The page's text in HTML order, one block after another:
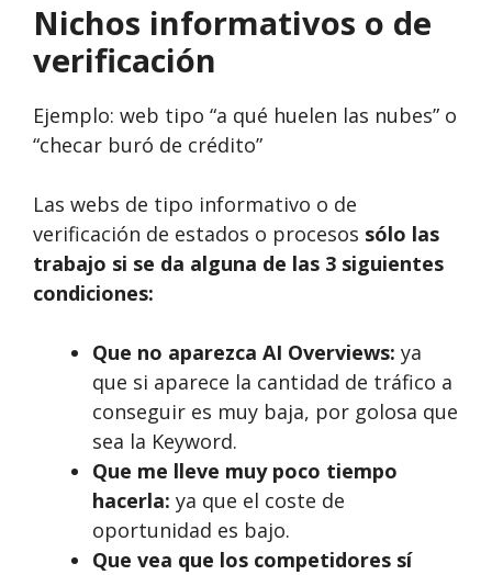
Nichos informativos o de
verificación
Ejemplo: web tipo “a qué huelen las nubes” o
“checar buró de crédito”
Las webs de tipo informativo o de
verificación de estados o procesos sólo las
trabajo si se da alguna de las 3 siguientes
condiciones:
Que no aparezca AI Overviews: ya
que si aparece la cantidad de tráfico a
conseguir es muy baja, por golosa que
sea la Keyword.
Que me lleve muy poco tiempo
hacerla: ya que el coste de
oportunidad es bajo.
Que vea que los competidores sí